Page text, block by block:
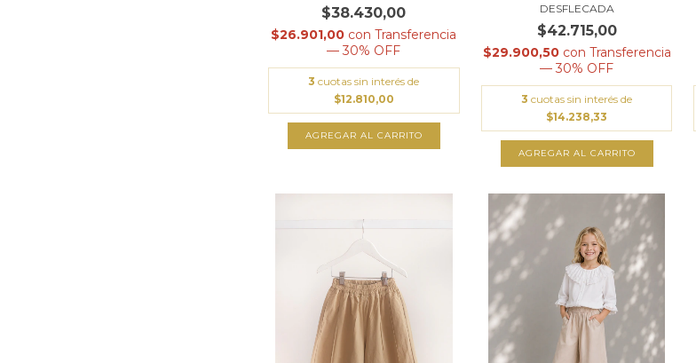
$38.430,00
$26.901,00 con Transferencia
— 30% OFF
3 cuotas sin interés de
$12.810,00
AGREGAR AL CARRITO
DESFLECADA
$42.715,00
$29.900,50 con Transferencia
— 30% OFF
3 cuotas sin interés de
$14.238,33
AGREGAR AL CARRITO